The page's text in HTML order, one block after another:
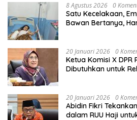
8 Agustus 2026 0
Satu Kecelakaan,
Bawan Bertanya,
20 Januari 2026 0
Ketua Komisi X DPR
Dibutuhkan untuk
20 Januari 2026 0
Abidin Fikri
dalam RUU Haji